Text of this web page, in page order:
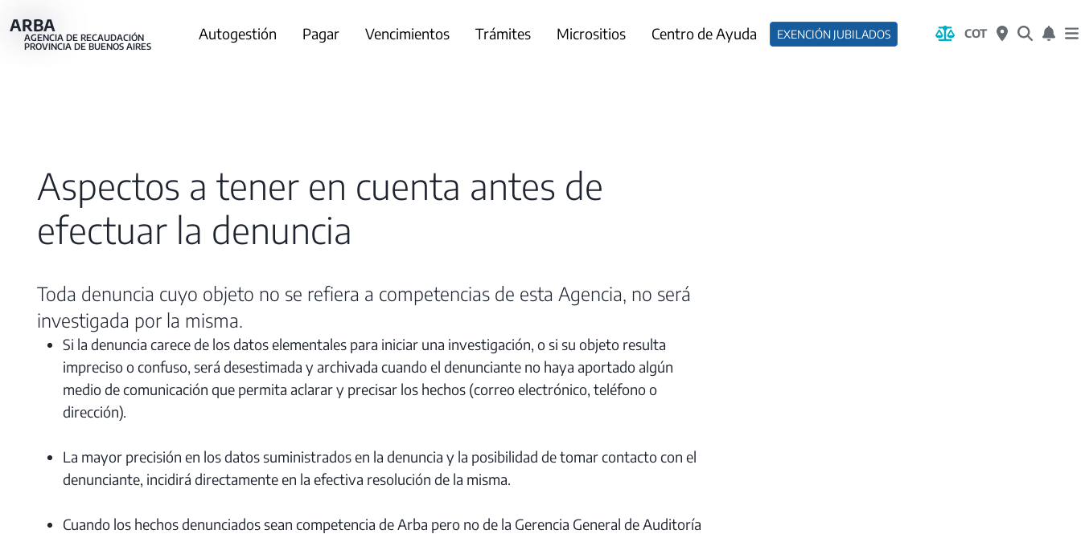
al
ARBA
AGENCIA DE RECAUDACIÓN
PROVINCIA DE BUENOS AIRES
Main
Autogestión Pagar Vencimientos Trámites Micrositios Centro de Ayuda EXENCIÓN JUBILADOS COT
Aspectos a tener en cuenta antes de
efectuar la denuncia
Toda denuncia cuyo objeto no se refiera a competencias de esta Agencia, no será
investigada por la misma.
Si la denuncia carece de los datos elementales para iniciar una investigación, o si su objeto resulta
impreciso o confuso, será desestimada y archivada cuando el denunciante no haya aportado algún
medio de comunicación que permita aclarar y precisar los hechos (correo electrónico, teléfono o
dirección).
La mayor precisión en los datos suministrados en la denuncia y la posibilidad de tomar contacto con el
denunciante, incidirá directamente en la efectiva resolución de la misma.
Cuando los hechos denunciados sean competencia de Arba pero no de la Gerencia General de Auditoría